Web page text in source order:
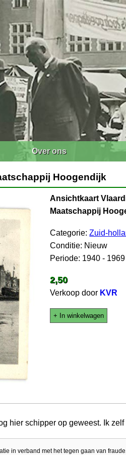
Over ons
Hoogendijk
Ansichtkaart
Maatschappij
Categorie:Zuid-
Conditie: Nieuw
Periode: 1940 - 1969
2,50
Verkoop door KVR
+ In winkelwagen
hier schipper op geweest. Ik
in verband met het tegen gaan van